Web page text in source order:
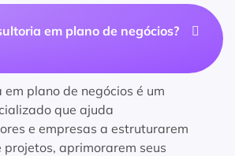
em plano de negócios?
em plano de negócios é um
que ajuda
e empresas a estruturarem
projetos, aprimorarem seus